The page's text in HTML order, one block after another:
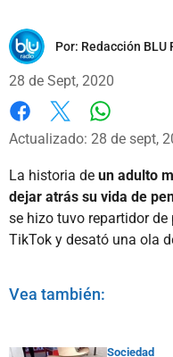
Por: Redacción BLU
28 de Sept, 2020
Facebook
X
Actualizado: 28 de sept,
La historia de un adulto
dejar atrás su vida de
se hizo tuvo repartidor
TikTok y desató una ola
Vea también:
Sociedad